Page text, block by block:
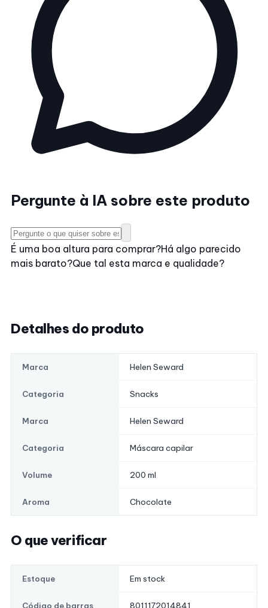
Pergunte à IA sobre este produto
É uma boa altura para comprar?Há algo parecido
mais barato?Que tal esta marca e qualidade?
Detalhes do produto
Marca Helen Seward
Categoria Snacks
Marca Helen Seward
Categoria Máscara capilar
Volume 200 ml
Aroma Chocolate
O que verificar
Estoque Em stock
Código de barras
8011172014841